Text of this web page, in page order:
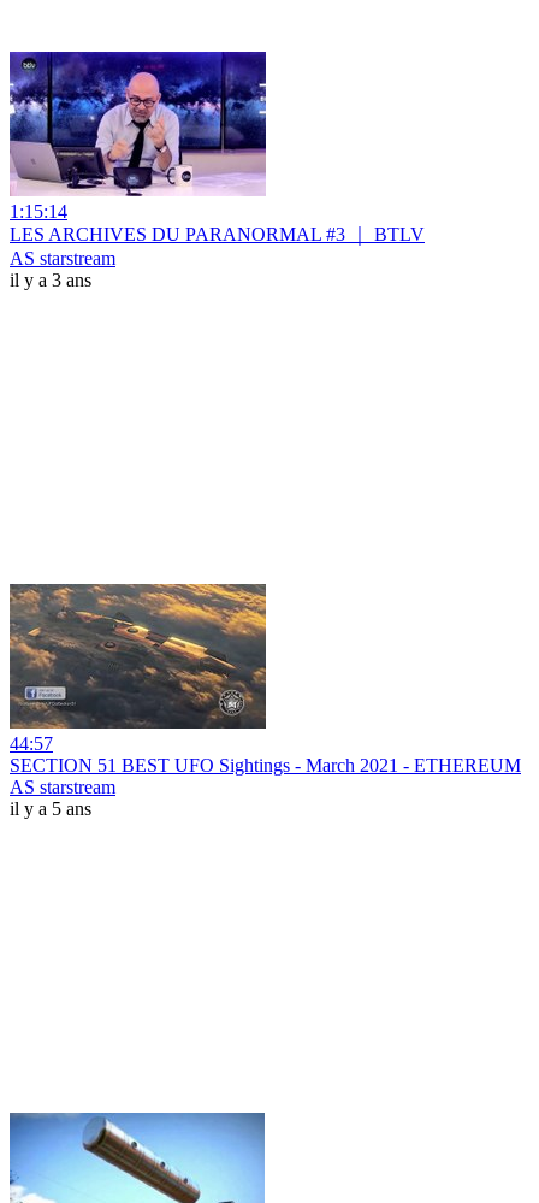
1:15:14
LES ARCHIVES DU PARANORMAL #3 ｜ BTLV
AS starstream
il y a 3 ans
44:57
SECTION 51 BEST UFO Sightings - March 2021 - ETHEREUM
AS starstream
il y a 5 ans